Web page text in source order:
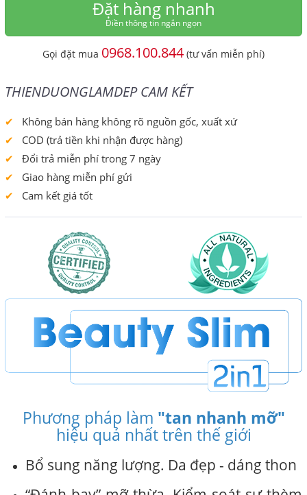
Đặt hàng nhanh
Điền thông tin ngắn ngọn
Gọi đặt mua 0968.100.844 (tư vấn miễn phí)
THIENDUONGLAMDEP CAM KẾT
Không bán hàng không rõ nguồn gốc, xuất xứ
COD (trả tiền khi nhận được hàng)
Đổi trả miễn phí trong 7 ngày
Giao hàng miễn phí gửi
Cam kết giá tốt
Phương pháp làm "tan nhanh mỡ"
hiệu quả nhất trên thế giới
Bổ sung năng lượng. Da đẹp - dáng thon